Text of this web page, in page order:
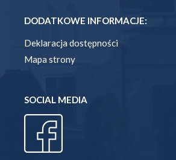
DODATKOWE INFORMACJE:
Deklaracja dostępności
Mapa strony
SOCIAL MEDIA